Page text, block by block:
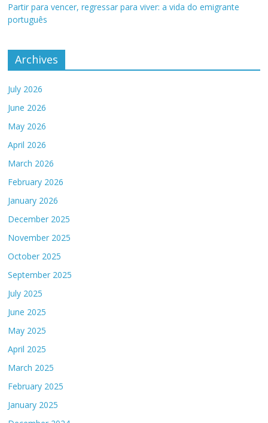
Partir para vencer, regressar para viver: a vida do emigrante
português
Archives
July 2026
June 2026
May 2026
April 2026
March 2026
February 2026
January 2026
December 2025
November 2025
October 2025
September 2025
July 2025
June 2025
May 2025
April 2025
March 2025
February 2025
January 2025